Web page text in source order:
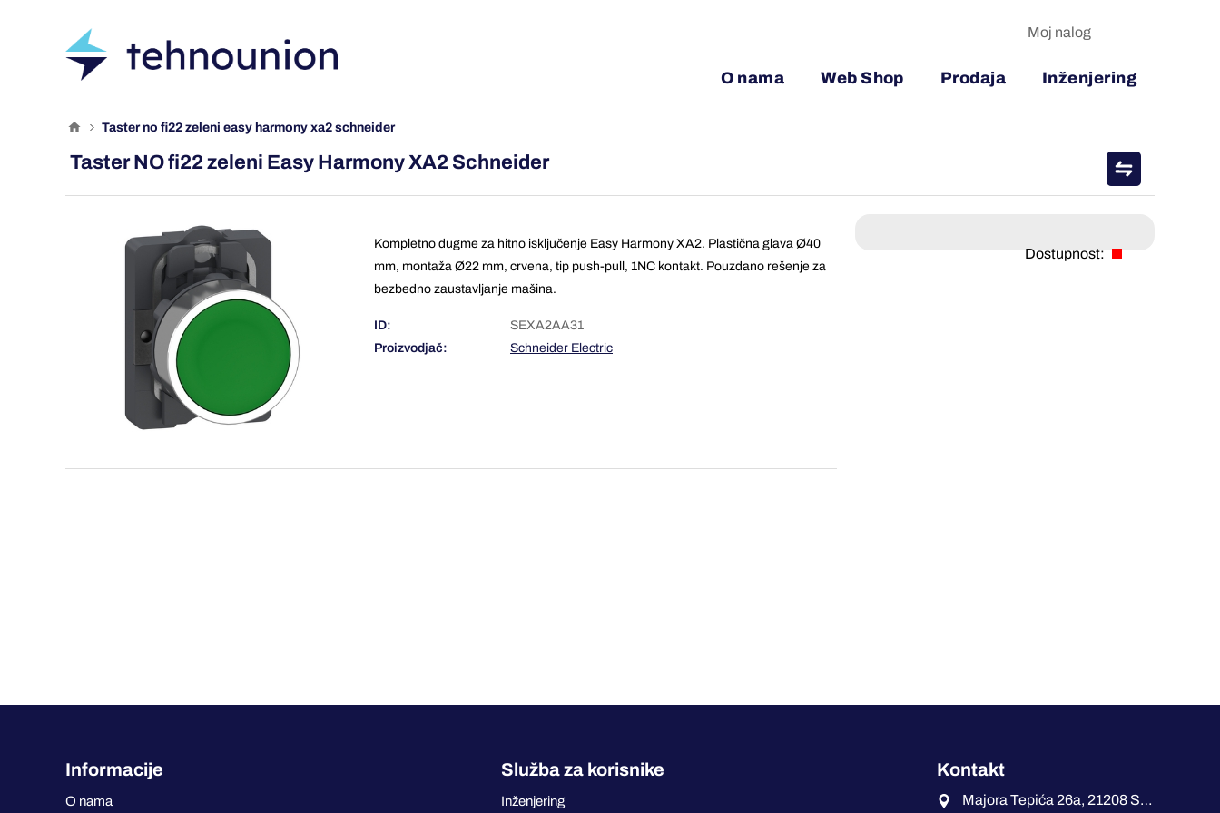
O nama Web Shop Prodaja Inženjering
Moj nalog
taster no fi22 zeleni easy harmony xa2 schneider
Taster NO fi22 zeleni Easy Harmony XA2 Schneider
Kompletno dugme za hitno isključenje Easy Harmony XA2. Plastična glava Ø40
mm, montaža Ø22 mm, crvena, tip push-pull, 1NC kontakt. Pouzdano rešenje za
bezbedno zaustavljanje mašina.
ID:
SEXA2AA31
Proizvodjač:
Schneider Electric
Dostupnost:
Informacije
O nama
Služba za korisnike
Inženjering
Kontakt
Majora Tepića 26a, 21208 Sremska Kamenica